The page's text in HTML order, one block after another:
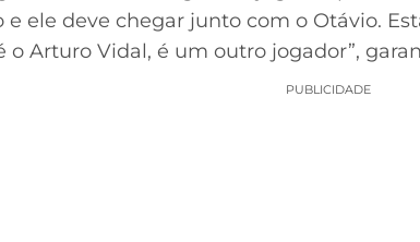
ele deve chegar junto com o Otávio.
o Arturo Vidal, é um outro jogador”,
PUBLICIDADE